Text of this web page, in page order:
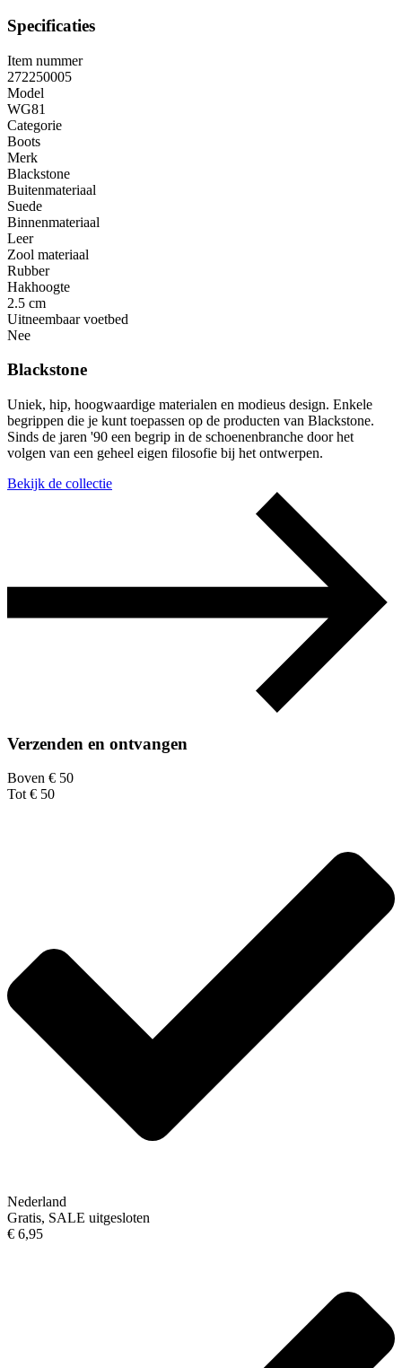
Specificaties
Item nummer
272250005
Model
WG81
Categorie
Boots
Merk
Blackstone
Buitenmateriaal
Suede
Binnenmateriaal
Leer
Zool materiaal
Rubber
Hakhoogte
2.5 cm
Uitneembaar voetbed
Nee
Blackstone
Uniek, hip, hoogwaardige materialen en modieus design. Enkele
begrippen die je kunt toepassen op de producten van Blackstone.
Sinds de jaren '90 een begrip in de schoenenbranche door het
volgen van een geheel eigen filosofie bij het ontwerpen.
Bekijk de collectie
Verzenden en ontvangen
Boven € 50
Tot € 50
Nederland
Gratis, SALE uitgesloten
€ 6,95